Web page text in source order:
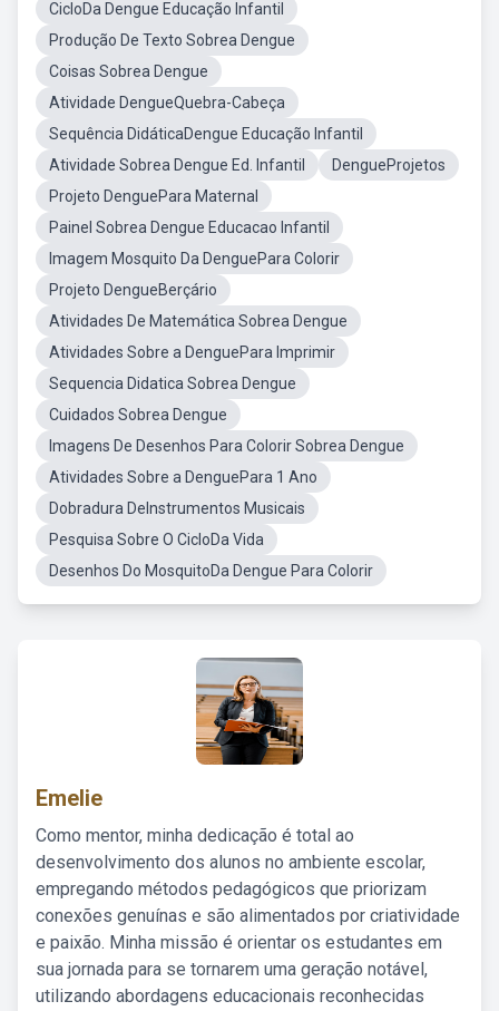
CicloDa Dengue Educação Infantil
Produção De Texto Sobrea Dengue
Coisas Sobrea Dengue
Atividade DengueQuebra-Cabeça
Sequência DidáticaDengue Educação Infantil
Atividade Sobrea Dengue Ed. Infantil
DengueProjetos
Projeto DenguePara Maternal
Painel Sobrea Dengue Educacao Infantil
Imagem Mosquito Da DenguePara Colorir
Projeto DengueBerçário
Atividades De Matemática Sobrea Dengue
Atividades Sobre a DenguePara Imprimir
Sequencia Didatica Sobrea Dengue
Cuidados Sobrea Dengue
Imagens De Desenhos Para Colorir Sobrea Dengue
Atividades Sobre a DenguePara 1 Ano
Dobradura DeInstrumentos Musicais
Pesquisa Sobre O CicloDa Vida
Desenhos Do MosquitoDa Dengue Para Colorir
Emelie
Como mentor, minha dedicação é total ao
desenvolvimento dos alunos no ambiente escolar,
empregando métodos pedagógicos que priorizam
conexões genuínas e são alimentados por criatividade
e paixão. Minha missão é orientar os estudantes em
sua jornada para se tornarem uma geração notável,
utilizando abordagens educacionais reconhecidas